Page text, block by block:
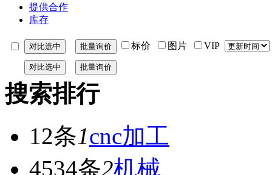
提供合作
库存
标价 图片 VIP
搜索排行
12条1cnc加工
4534条2机械